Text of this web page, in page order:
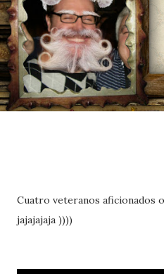
Cuatro veteranos aficionados
jajajajaja ))))